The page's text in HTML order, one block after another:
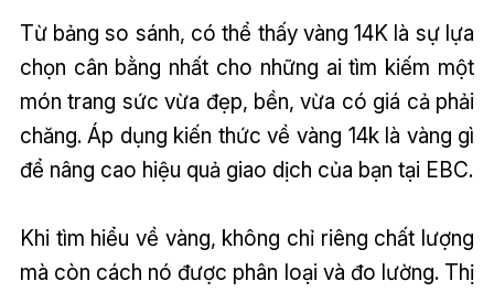
Từ bảng so sánh, có thể thấy vàng 14K là sự lựa
chọn cân bằng nhất cho những ai tìm kiếm một
món trang sức vừa đẹp, bền, vừa có giá cả phải
chăng. Áp dụng kiến thức về vàng 14k là vàng gì
để nâng cao hiệu quả giao dịch của bạn tại EBC.
Khi tìm hiểu về vàng, không chỉ riêng chất lượng
mà còn cách nó được phân loại và đo lường. Thị